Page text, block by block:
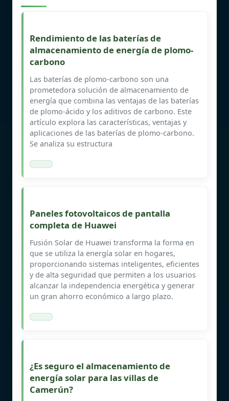
Rendimiento de las baterías de
almacenamiento de energía de plomo-
carbono
Las baterías de plomo-carbono son una
prometedora solución de almacenamiento de
energía que combina las ventajas de las baterías
de plomo-ácido y los aditivos de carbono. Este
artículo explora las características, ventajas y
aplicaciones de las baterías de plomo-carbono.
Se analiza su estructura
Paneles fotovoltaicos de pantalla
completa de Huawei
Fusión Solar de Huawei transforma la forma en
que se utiliza la energía solar en hogares,
proporcionando sistemas inteligentes, eficientes
y de alta seguridad que permiten a los usuarios
alcanzar la independencia energética y generar
un gran ahorro económico a largo plazo.
¿Es seguro el almacenamiento de
energía solar para las villas de
Camerún?